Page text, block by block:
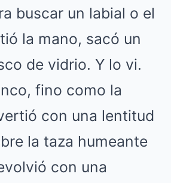
buscar un labial o el
la mano, sacó un
de vidrio. Y lo vi.
fino como la
con una lentitud
la taza humeante
con una